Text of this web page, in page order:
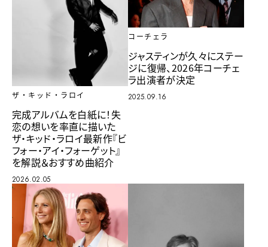
ザ・キッド・ラロイ
完成アルバムを白紙に！失
恋の想いを率直に描いた
ザ・キッド・ラロイ最新作『ビ
フォー・アイ・フォーゲット』
を解説＆おすすめ曲紹介
2026.02.05
コーチェラ
ジャスティンが久々にステー
ジに復帰、2026年コーチェ
ラ出演者が決定
2025.09.16